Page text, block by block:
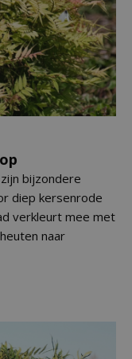
bijzondere
diep kersenrode
verkleurt mee met
naar